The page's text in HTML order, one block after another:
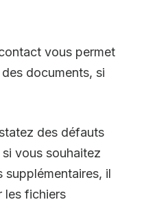
vous permet
documents, si
des défauts
vous souhaitez
supplémentaires, il
les fichiers